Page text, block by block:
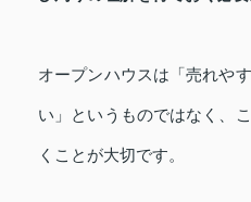
オープンハウスは「売れや
い」というものではなく、
くことが大切です。